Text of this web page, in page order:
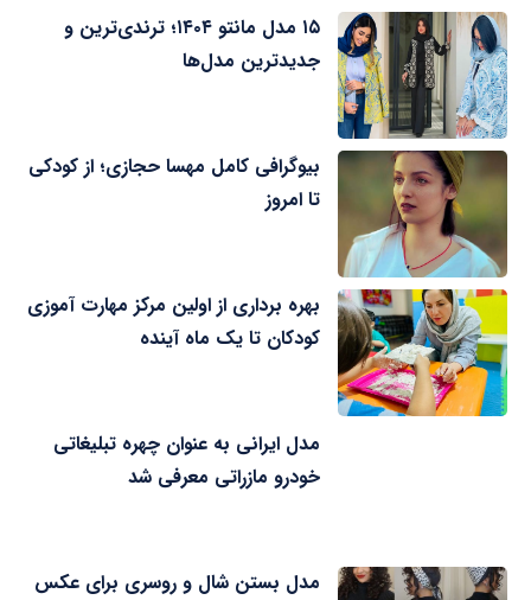
۱۵ مدل مانتو ۱۴۰۴؛ ترندی‌ترین و
جدیدترین مدل‌ها
بیوگرافی کامل مهسا حجازی؛ از کودکی
تا امروز
بهره برداری از اولین مرکز مهارت آموزی
کودکان تا یک ماه آینده
مدل ایرانی به عنوان چهره تبلیغاتی
خودرو مازراتی معرفی شد
مدل بستن شال و روسری برای عکس